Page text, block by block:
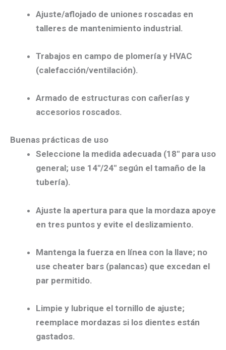
Ajuste/aflojado de uniones roscadas en
talleres de mantenimiento industrial.
Trabajos en campo de plomería y HVAC
(calefacción/ventilación).
Armado de estructuras con cañerías y
accesorios roscados.
Buenas prácticas de uso
Seleccione la medida adecuada (18″ para uso
general; use 14″/24″ según el tamaño de la
tubería).
Ajuste la apertura para que la mordaza apoye
en tres puntos y evite el deslizamiento.
Mantenga la fuerza en línea con la llave; no
use cheater bars (palancas) que excedan el
par permitido.
Limpie y lubrique el tornillo de ajuste;
reemplace mordazas si los dientes están
gastados.